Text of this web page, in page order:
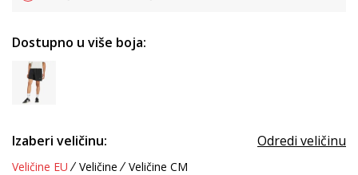
Dostupno u više boja:
Izaberi veličinu: Odredi veličinu
Veličine EU Veličine Veličine CM